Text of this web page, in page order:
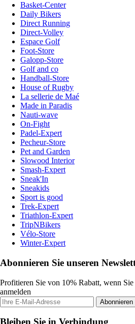
Basket-Center
Daily Bikers
Direct Running
Direct-Volley
Espace Golf
Foot-Store
Galopp-Store
Golf and co
Handball-Store
House of Rugby
La sellerie de Maé
Made in Paradis
Nauti-wave
On-Fight
Padel-Expert
Pecheur-Store
Pet and Garden
Slowood Interior
Smash-Expert
Sneak'In
Sneakids
Sport is good
Trek-Expert
Triathlon-Expert
TripNBikers
Vélo-Store
Winter-Expert
Abonnieren Sie unseren
Profitieren Sie von 10% Rabatt, wenn
anmelden
Abonnieren